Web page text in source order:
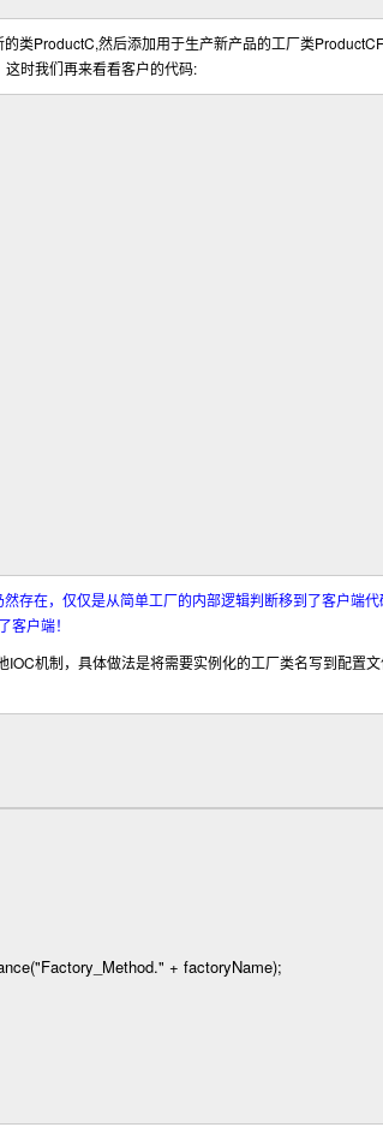
的类ProductC,然后添加用于生产新产品的工厂类
这时我们再来看看客户的代码:
然存在，仅仅是从简单工厂的内部逻辑判断移到了客户端代
客户端！
IOC机制，具体做法是将需要实例化的工厂类名写到配置文
"Factory_Method." + factoryName);